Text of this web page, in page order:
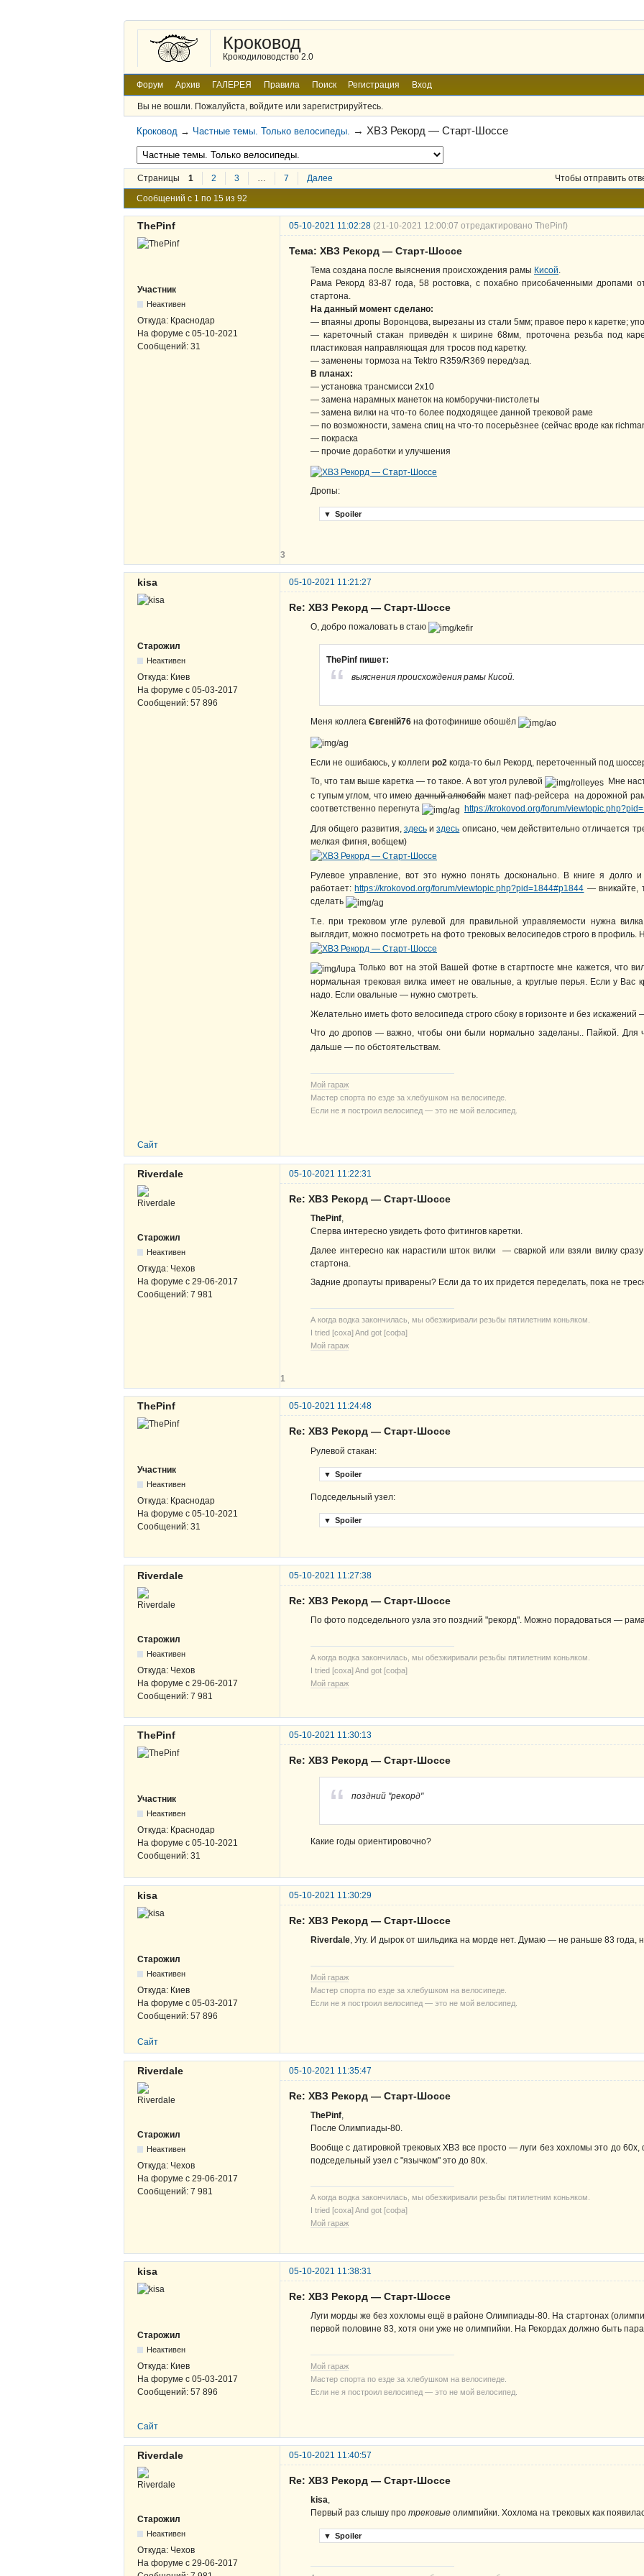
Кроковод
Крокодиловодство 2.0
Форум Архив ГАЛЕРЕЯ Правила Поиск Регистрация Вход
Вы не вошли. Пожалуйста, войдите или зарегистрируйтесь.
Кроковод → Частные темы. Только велосипеды. → ХВЗ Рекорд — Старт-Шоссе
Страницы 1 2 3 … 7 Далее Чтобы отправить
Сообщений с 1 по 15 из 92
ThePinf 05-10-2021 11:02:28 (21-10-2021 12:00:07 отредактировано ThePinf)
Участник
Неактивен
Откуда: Краснодар
На форуме с 05-10-2021
Сообщений: 31
Тема: ХВЗ Рекорд — Старт-Шоссе
Тема создана после выяснения происхождения рамы Кисой.
Рама Рекорд 83-87 года, 58 ростовка, с похабно присобаченными дропами
стартона.
На данный момент сделано:
— впаяны дропы Воронцова, вырезаны из стали 5мм; правое перо к каретке;
— кареточный стакан приведён к ширине 68мм, проточена резьба под
пластиковая направляющая для тросов под каретку.
— заменены тормоза на Tektro R359/R369 перед/зад.
В планах:
— установка трансмисси 2х10
— замена нарамных манеток на комборучки-пистолеты
— замена вилки на что-то более подходящее данной трековой раме
— по возможности, замена спиц на что-то посерьёзнее (сейчас вроде как
— покраска
— прочие доработки и улучшения
Дропы:
▼ Spoiler
3
kisa 05-10-2021 11:21:27
Старожил
Неактивен
Откуда: Киев
На форуме с 05-03-2017
Сообщений: 57 896
Re: ХВЗ Рекорд — Старт-Шоссе
О, добро пожаловать в стаю
ThePinf пишет:
выяснения происхождения рамы Кисой.
Меня коллега Євгеній76 на фотофинише обошёл
Если не ошибаюсь, у коллеги po2 когда-то был Рекорд, переточенный под
То, что там выше каретка — то такое. А вот угол рулевой
Мне
с тупым углом, что имеюдачный алкобайкмакет паф-рейсера на дорожной
соответственно перегнута
https://krokovod.org/forum/
Для общего развития, здесьиздесь описано, чем действительно отличается
мелкая фигня, вобщем)
Рулевое управление, вот это нужно понять досконально. В книге я долго и
работает:https://krokovod.org/forum/viewtopic.php?pid=1844#p1844 — вникайте,
сделать
Т.е. при трековом угле рулевой для правильной управляемости нужна
выглядит, можно посмотреть на фото трековых велосипедов строго в профиль.
Только вот на этой Вашей фотке в стартпосте мне кажется, что
нормальная трековая вилка имеет не овальные, а круглые перья. Если у Вас
надо. Если овальные — нужно смотреть.
Желательно иметь фото велосипеда строго сбоку в горизонте и без искажений
Что до дропов — важно, чтобы они были нормально заделаны.. Пайкой. Для
дальше — по обстоятельствам.
Мой гараж
Мастер спорта по езде за хлебушком на велосипеде.
Если не я построил велосипед — это не мой велосипед.
Сайт
Riverdale 05-10-2021 11:22:31
Старожил
Неактивен
Откуда: Чехов
На форуме с 29-06-2017
Сообщений: 7 981
Re: ХВЗ Рекорд — Старт-Шоссе
ThePinf,
Сперва интересно увидеть фото фитингов каретки.
Далее интересно как нарастили шток вилки — сваркой или взяли вилку
стартона.
Задние дропауты приварены? Если да то их придется переделать, пока не
А когда водка закончилась, мы обезжиривали резьбы пятилетним коньяком.
I tried [соха] And got [софа]
Мой гараж
1
ThePinf 05-10-2021 11:24:48
Участник
Неактивен
Откуда: Краснодар
На форуме с 05-10-2021
Сообщений: 31
Re: ХВЗ Рекорд — Старт-Шоссе
Рулевой стакан:
▼ Spoiler
Подседельный узел:
▼ Spoiler
Riverdale 05-10-2021 11:27:38
Старожил
Неактивен
Откуда: Чехов
На форуме с 29-06-2017
Сообщений: 7 981
Re: ХВЗ Рекорд — Старт-Шоссе
По фото подседельного узла это поздний "рекорд". Можно порадоваться —
А когда водка закончилась, мы обезжиривали резьбы пятилетним коньяком.
I tried [соха] And got [софа]
Мой гараж
ThePinf 05-10-2021 11:30:13
Участник
Неактивен
Откуда: Краснодар
На форуме с 05-10-2021
Сообщений: 31
Re: ХВЗ Рекорд — Старт-Шоссе
поздний "рекорд"
Какие годы ориентировочно?
kisa 05-10-2021 11:30:29
Старожил
Неактивен
Откуда: Киев
На форуме с 05-03-2017
Сообщений: 57 896
Re: ХВЗ Рекорд — Старт-Шоссе
Riverdale, Угу. И дырок от шильдика на морде нет. Думаю — не раньше 83 года,
Мой гараж
Мастер спорта по езде за хлебушком на велосипеде.
Если не я построил велосипед — это не мой велосипед.
Сайт
Riverdale 05-10-2021 11:35:47
Старожил
Неактивен
Откуда: Чехов
На форуме с 29-06-2017
Сообщений: 7 981
Re: ХВЗ Рекорд — Старт-Шоссе
ThePinf,
После Олимпиады-80.
Вообще с датировкой трековых ХВЗ все просто — луги без хохломы это до 60х,
подседельный узел с "язычком" это до 80х.
А когда водка закончилась, мы обезжиривали резьбы пятилетним коньяком.
I tried [соха] And got [софа]
Мой гараж
kisa 05-10-2021 11:38:31
Старожил
Неактивен
Откуда: Киев
На форуме с 05-03-2017
Сообщений: 57 896
Re: ХВЗ Рекорд — Старт-Шоссе
Луги морды же без хохломы ещё в районе Олимпиады-80. На стартонах
первой половине 83, хотя они уже не олимпийки. На Рекордах должно быть
Мой гараж
Мастер спорта по езде за хлебушком на велосипеде.
Если не я построил велосипед — это не мой велосипед.
Сайт
Riverdale 05-10-2021 11:40:57
Старожил
Неактивен
Откуда: Чехов
На форуме с 29-06-2017
Re: ХВЗ Рекорд — Старт-Шоссе
kisa,
Первый раз слышу про трековые олимпийки. Хохлома на трековых как
▼ Spoiler